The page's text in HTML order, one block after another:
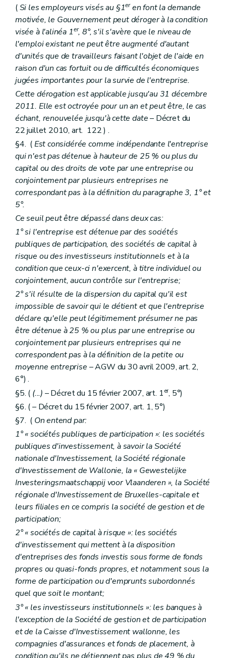
(Si les employeurs visés au §1eren font la demande
motivée, le Gouvernement peut déroger à la condition
visée à l'alinéa 1er, 8°, s'il s'avère que le niveau de
l'emploi existant ne peut être augmenté d'autant
d'unités que de travailleurs faisant l'objet de l'aide en
raison d'un cas fortuit ou de difficultés économiques
jugées importantes pour la survie de l'entreprise.
Cette dérogation est applicable jusqu'au 31 décembre
2011. Elle est octroyée pour un an et peut être, le cas
échant, renouvelée jusqu'à cette date– Décret du
22 juillet 2010, art. 122 ) .
§4. (Est considérée comme indépendante l'entreprise
qui n'est pas détenue à hauteur de 25 % ou plus du
capital ou des droits de vote par une entreprise ou
conjointement par plusieurs entreprises ne
correspondant pas à la définition du paragraphe 3, 1° et
5°.
Ce seuil peut être dépassé dans deux cas:
1° si l'entreprise est détenue par des sociétés
publiques de participation, des sociétés de capital à
risque ou des investisseurs institutionnels et à la
condition que ceux-ci n'exercent, à titre individuel ou
conjointement, aucun contrôle sur l'entreprise;
2° s'il résulte de la dispersion du capital qu'il est
impossible de savoir qui le détient et que l'entreprise
déclare qu'elle peut légitimement présumer ne pas
être détenue à 25 % ou plus par une entreprise ou
conjointement par plusieurs entreprises qui ne
correspondent pas à la définition de la petite ou
moyenne entreprise – AGW du 30 avril 2009, art. 2,
6°) .
§5. ( (...) – Décret du 15 février 2007, art. 1er, 5°)
§6. ( – Décret du 15 février 2007, art. 1, 5°)
§7. ( On entend par:
1° « sociétés publiques de participation »: les sociétés
publiques d'investissement, à savoir la Société
nationale d'Investissement, la Société régionale
d'Investissement de Wallonie, la « Gewestelijke
Investeringsmaatschappij voor Vlaanderen », la Société
régionale d'Investissement de Bruxelles-capitale et
leurs filiales en ce compris la société de gestion et de
participation;
2° « sociétés de capital à risque »: les sociétés
d'investissement qui mettent à la disposition
d'entreprises des fonds investis sous forme de fonds
propres ou quasi-fonds propres, et notamment sous la
forme de participation ou d'emprunts subordonnés
quel que soit le montant;
3° « les investisseurs institutionnels »: les banques à
l'exception de la Société de gestion et de participation
et de la Caisse d'Investissement wallonne, les
compagnies d'assurances et fonds de placement, à
condition qu'ils ne détiennent pas plus de 49 % du